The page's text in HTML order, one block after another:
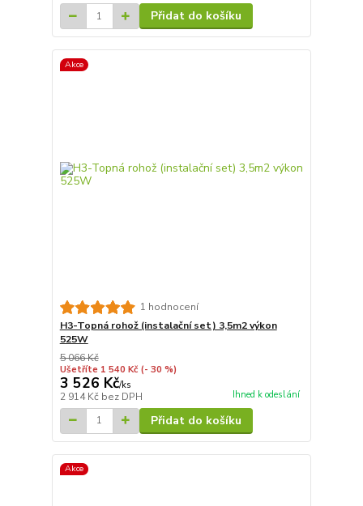
Přidat do košíku
Akce
1 hodnocení
H3-Topná rohož (instalační set) 3,5m2 výkon
525W
5 066 Kč
Ušetříte 1 540 Kč (- 30 %)
3 526 Kč/ks
2 914 Kč bez DPH Ihned k odeslání
Přidat do košíku
Akce